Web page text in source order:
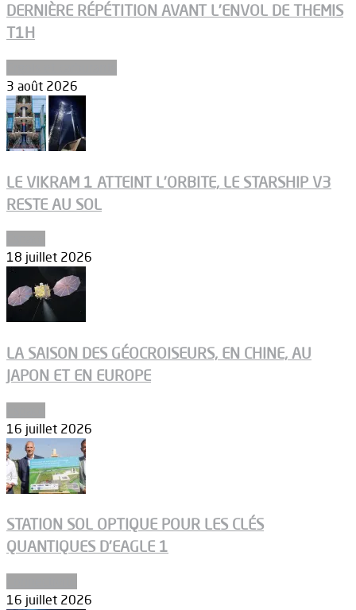
DERNIÈRE RÉPÉTITION AVANT L’ENVOL DE THEMIS
T1H
3 août 2026
LE VIKRAM 1 ATTEINT L’ORBITE, LE STARSHIP V3
RESTE AU SOL
18 juillet 2026
LA SAISON DES GÉOCROISEURS, EN CHINE, AU
JAPON ET EN EUROPE
16 juillet 2026
STATION SOL OPTIQUE POUR LES CLÉS
QUANTIQUES D’EAGLE 1
16 juillet 2026